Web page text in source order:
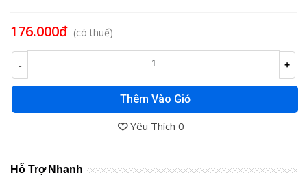
176.000đ (có thuế)
- +
Thêm Vào Giỏ
Yêu Thích 0
Hỗ Trợ Nhanh